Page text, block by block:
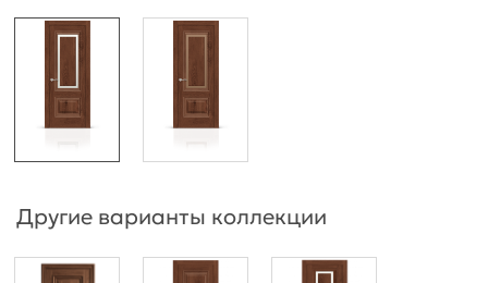
Другие варианты коллекции